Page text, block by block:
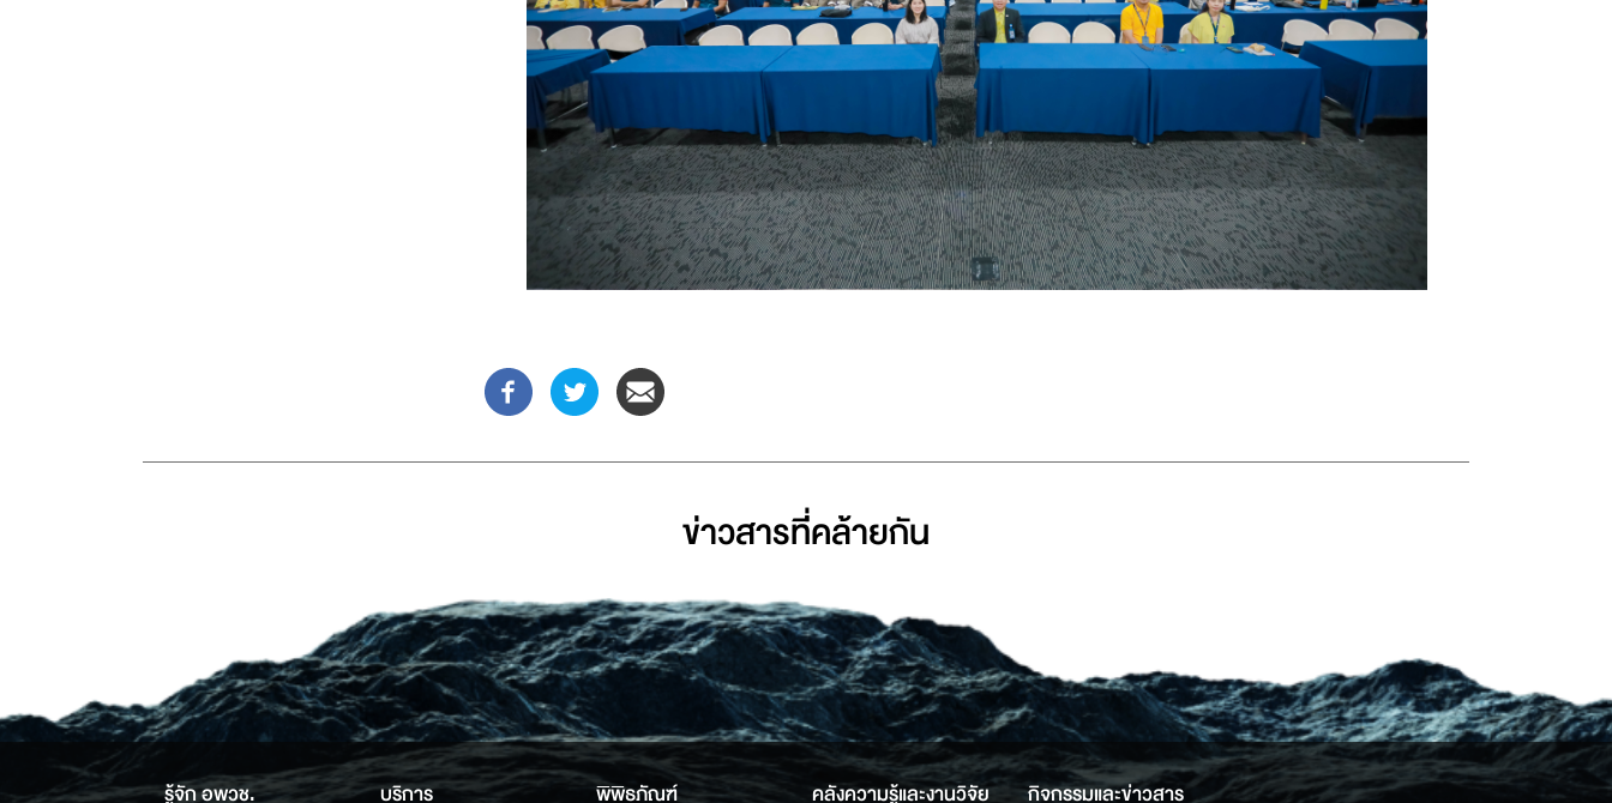
ข่าวสารที่่คล้ายกัน
รู้จัก อพวช. บริการ พิพิธภัณฑ์ คลังความรู้และงานวิจัย กิจกรรมและข่าวสาร